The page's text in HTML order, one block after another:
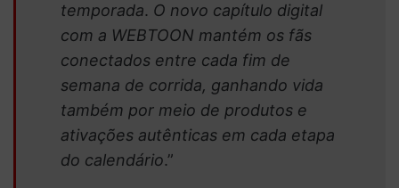
temporada. O novo capítulo digital
com a WEBTOON mantém os fãs
conectados entre cada fim de
semana de corrida, ganhando vida
também por meio de produtos e
ativações autênticas em cada etapa
do calendário.”